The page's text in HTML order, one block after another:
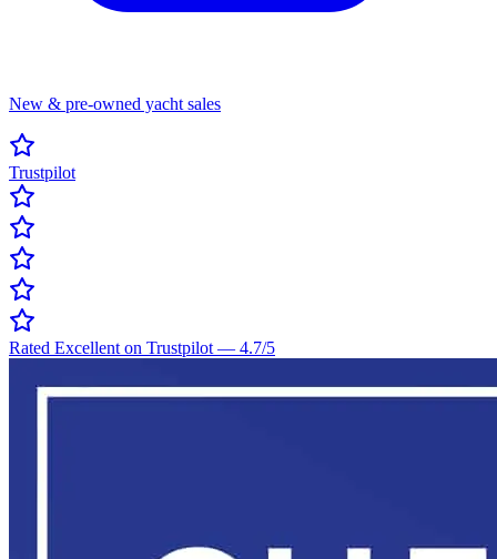
New & pre-owned yacht sales
Trustpilot
Rated Excellent on Trustpilot — 4.7/5